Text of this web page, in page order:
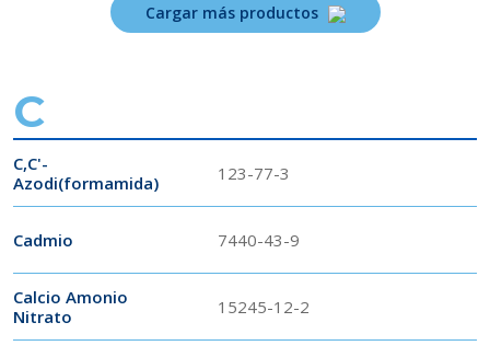
Cargar más productos
C
C,C'-
Azodi(formamida)
123-77-3
Cadmio 7440-43-9
Calcio Amonio
Nitrato
15245-12-2